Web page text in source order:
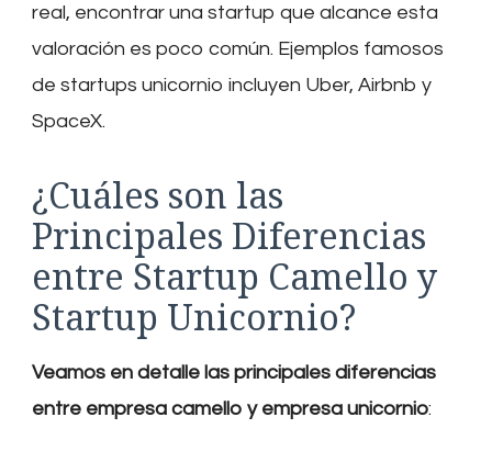
real, encontrar una startup que alcance esta
valoración es poco común. Ejemplos famosos
de startups unicornio incluyen Uber, Airbnb y
SpaceX.
¿Cuáles son las
Principales Diferencias
entre Startup Camello y
Startup Unicornio?
Veamos en detalle las principales diferencias
entre empresa camello y empresa unicornio: